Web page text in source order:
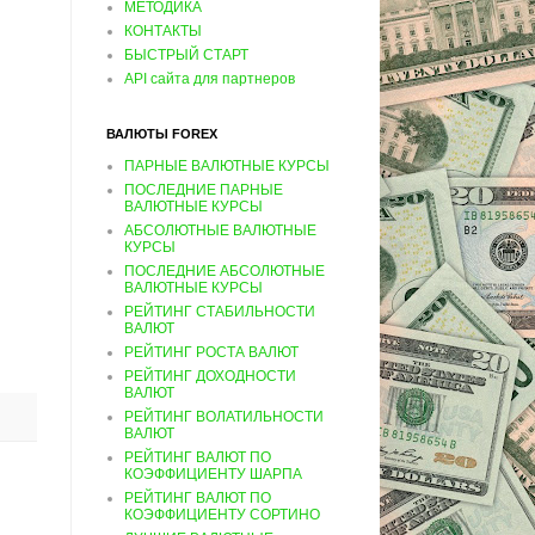
МЕТОДИКА
КОНТАКТЫ
БЫСТРЫЙ СТАРТ
API сайта для партнеров
ВАЛЮТЫ FOREX
ПАРНЫЕ ВАЛЮТНЫЕ КУРСЫ
ПОСЛЕДНИЕ ПАРНЫЕ
ВАЛЮТНЫЕ КУРСЫ
АБСОЛЮТНЫЕ ВАЛЮТНЫЕ
КУРСЫ
ПОСЛЕДНИЕ АБСОЛЮТНЫЕ
ВАЛЮТНЫЕ КУРСЫ
РЕЙТИНГ СТАБИЛЬНОСТИ
ВАЛЮТ
РЕЙТИНГ РОСТА ВАЛЮТ
РЕЙТИНГ ДОХОДНОСТИ
ВАЛЮТ
РЕЙТИНГ ВОЛАТИЛЬНОСТИ
ВАЛЮТ
РЕЙТИНГ ВАЛЮТ ПО
КОЭФФИЦИЕНТУ ШАРПА
РЕЙТИНГ ВАЛЮТ ПО
КОЭФФИЦИЕНТУ СОРТИНО